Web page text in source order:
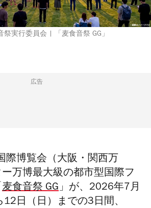
祭実行委員会 | 「麦食音祭 GG」
広告
際博覧会（大阪・関西万
万博最大級の都市型国際フ
麦食音祭GG」が、 2026年 7 月
12 日（日）までの3 日間、